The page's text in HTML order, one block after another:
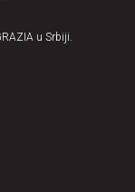
u Srbiji.